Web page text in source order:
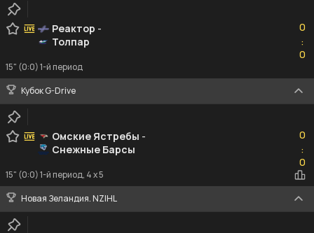
Реактор -
Толпар
0
:0
0
15" (0:0) 1-й период
Кубок G-Drive
Омские Ястребы -
Снежные Барсы
0
:0
0
15" (0:0) 1-й период, 4 x 5
Новая Зеландия. NZIHL